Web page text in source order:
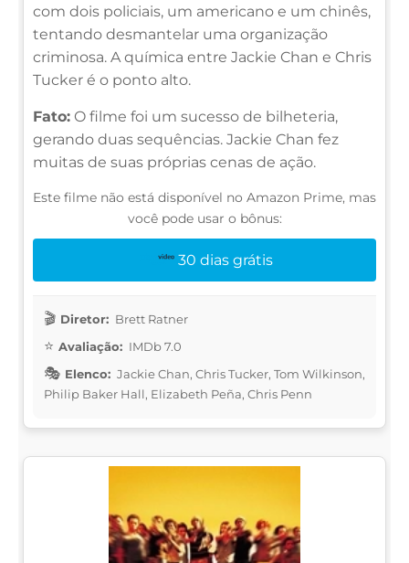
com dois policiais, um americano e um chinês,
tentando desmantelar uma organização
criminosa. A química entre Jackie Chan e Chris
Tucker é o ponto alto.
Fato: O filme foi um sucesso de bilheteria,
gerando duas sequências. Jackie Chan fez
muitas de suas próprias cenas de ação.
Este filme não está disponível no Amazon Prime, mas
você pode usar o bônus:
30 dias grátis
Diretor: Brett Ratner
Avaliação: IMDb 7.0
Elenco: Jackie Chan, Chris Tucker, Tom Wilkinson,
Philip Baker Hall, Elizabeth Peña, Chris Penn